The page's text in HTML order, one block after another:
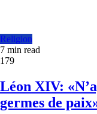
Religion
7 min read
179
Léon XIV:
germes de